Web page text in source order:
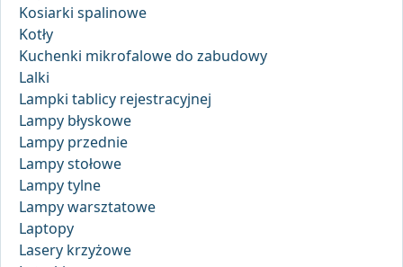
Kosiarki spalinowe
Kotły
Kuchenki mikrofalowe do zabudowy
Lalki
Lampki tablicy rejestracyjnej
Lampy błyskowe
Lampy przednie
Lampy stołowe
Lampy tylne
Lampy warsztatowe
Laptopy
Lasery krzyżowe